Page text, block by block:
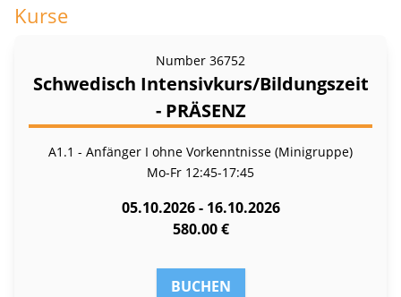
Kurse
Number 36752
Schwedisch Intensivkurs/Bildungszeit
- PRÄSENZ
A1.1 - Anfänger I ohne Vorkenntnisse (Minigruppe)
Mo-Fr 12:45-17:45
05.10.2026 - 16.10.2026
580.00 €
BUCHEN